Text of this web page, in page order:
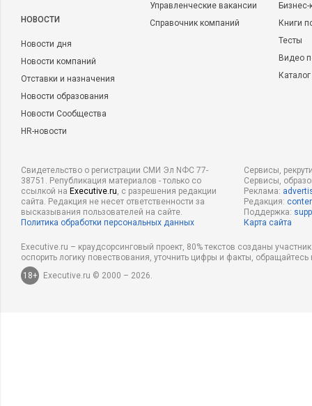
НОВОСТИ
Новости дня
Новости компаний
Отставки и назначения
Новости образования
Новости Сообщества
HR-новости
Управленческие вакансии
Справочник компаний
Книги
Тесты
Видео
Свидетельство о регистрации СМИ Эл NФС 77-
38751. Републикация материалов - только со
ссылкой на Executive.ru, с разрешения редакции
сайта. Редакция не несет ответственности за
высказывания пользователей на сайте.
Политика обработки персональных данных
Сервисы,
Сервисы,
Реклама:
Редакция:
Поддержка:
Карта сайта
Executive.ru – краудсорсинговый проект, 80% текстов созданы
оспорить логику повествования, уточнить цифры и факты,
18+
Executive.ru © 2000 – 2026.